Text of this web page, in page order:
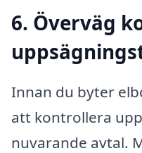
6. Överväg
Innan du byter
att kontrollera
nuvarande avtal.